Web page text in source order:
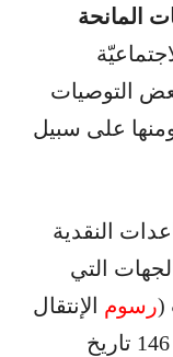
المانحة
التوصيات
ومنها على سبيل
النقدية
التي
(رسوم الإنتقال
بموجب المرسوم الإشتراعي رقم 146 تاريخ